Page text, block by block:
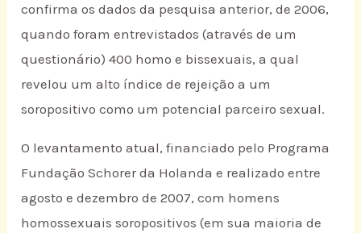
confirma os dados da pesquisa anterior, de 2006,
quando foram entrevistados (através de um
questionário) 400 homo e bissexuais, a qual
revelou um alto índice de rejeição a um
soropositivo como um potencial parceiro sexual.
O levantamento atual, financiado pelo Programa
Fundação Schorer da Holanda e realizado entre
agosto e dezembro de 2007, com homens
homossexuais soropositivos (em sua maioria de